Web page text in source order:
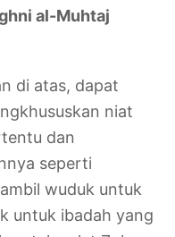
al-Muhtaj
di atas, dapat
niat
dan
seperti
wuduk untuk
untuk ibadah yang